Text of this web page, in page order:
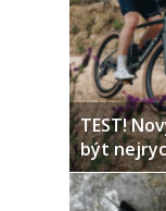
TEST!
být